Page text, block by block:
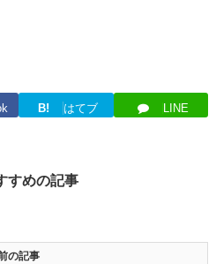
B! はてブ LINE
めの記事
の記事